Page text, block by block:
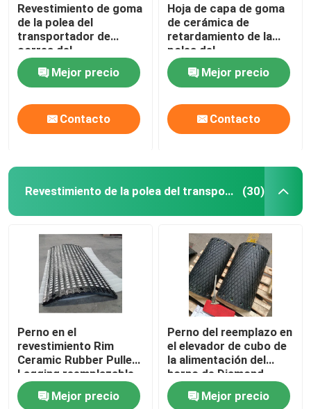
Revestimiento de goma
de la polea del
transportador de
correa del
revestimiento de la
polea de cerámica del
tambor
Mejor precio
Contacto
Hoja de capa de goma
de cerámica de
retardamiento de la
polea del
transportador con
capa de enlace del NC
Mejor precio
Contacto
Revestimiento de la polea del transportador (30)
Perno en el
revestimiento Rim
Ceramic Rubber Pulley
Lagging reemplazable
de la polea del
transportador
Mejor precio
Perno del reemplazo en
el elevador de cubo de
la alimentación del
horno de Diamond
Drum Pulley Lagging
For
Mejor precio